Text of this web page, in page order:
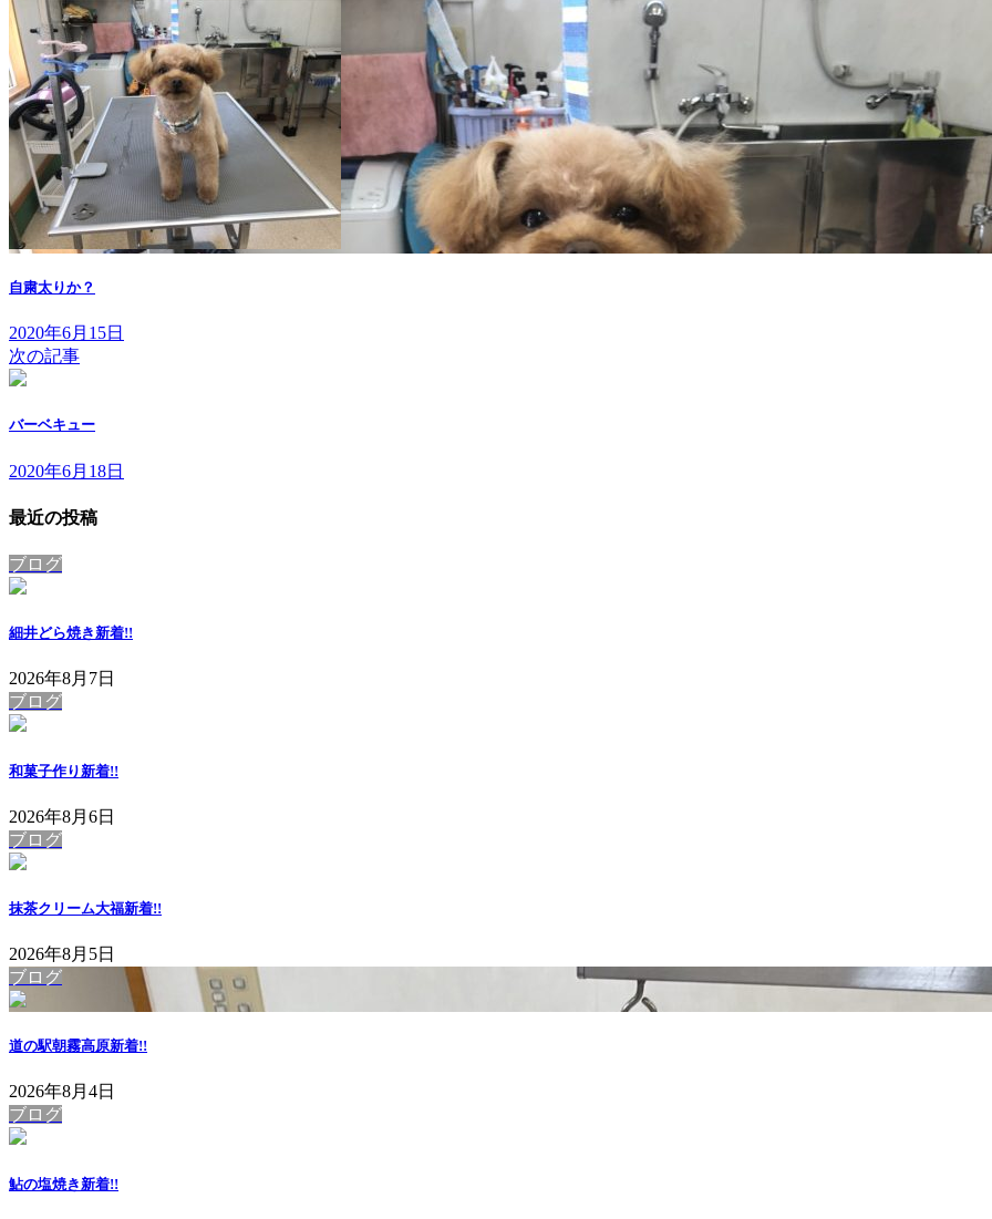
自粛太りか？
2020年6月15日
次の記事
バーベキュー
2020年6月18日
最近の投稿
ブログ
細井どら焼き新着!!
2026年8月7日
ブログ
和菓子作り新着!!
2026年8月6日
ブログ
抹茶クリーム大福新着!!
2026年8月5日
ブログ
道の駅朝霧高原新着!!
2026年8月4日
ブログ
鮎の塩焼き新着!!